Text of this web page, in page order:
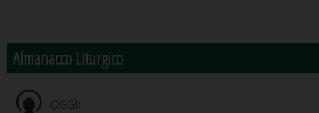
Almanacco Liturgico
OGGI: